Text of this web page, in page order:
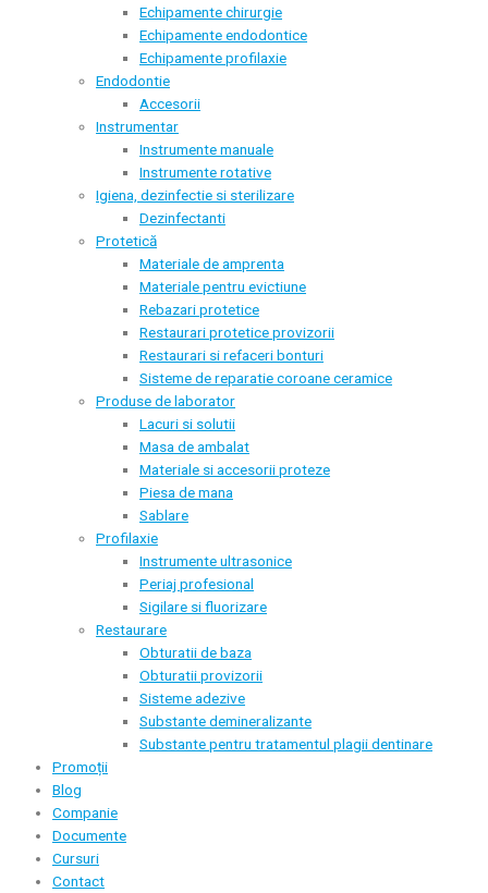
Echipamente chirurgie
Echipamente endodontice
Echipamente profilaxie
Endodontie
Accesorii
Instrumentar
Instrumente manuale
Instrumente rotative
Igiena, dezinfectie si sterilizare
Dezinfectanti
Protetică
Materiale de amprenta
Materiale pentru evictiune
Rebazari protetice
Restaurari protetice provizorii
Restaurari si refaceri bonturi
Sisteme de reparatie coroane ceramice
Produse de laborator
Lacuri si solutii
Masa de ambalat
Materiale si accesorii proteze
Piesa de mana
Sablare
Profilaxie
Instrumente ultrasonice
Periaj profesional
Sigilare si fluorizare
Restaurare
Obturatii de baza
Obturatii provizorii
Sisteme adezive
Substante demineralizante
Substante pentru tratamentul plagii dentinare
Promoții
Blog
Companie
Documente
Cursuri
Contact